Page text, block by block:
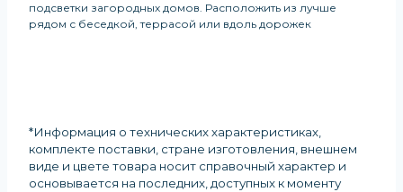
подсветки загородных домов. Расположить из лучше
рядом с беседкой, террасой или вдоль дорожек
*Информация о технических характеристиках,
комплекте поставки, стране изготовления, внешнем
виде и цвете товара носит справочный характер и
основывается на последних, доступных к моменту